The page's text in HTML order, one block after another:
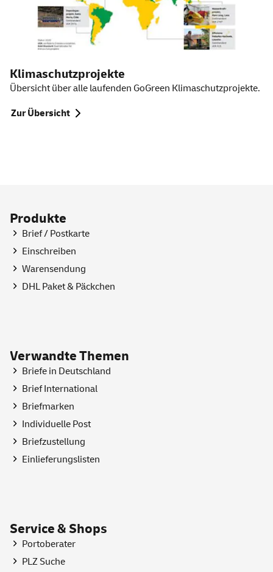
Klimaschutzprojekte
Übersicht über alle laufenden GoGreen Klimaschutzprojekte.
Zur Übersicht
Produkte
Brief / Postkarte
Einschreiben
Warensendung
DHL Paket & Päckchen
Verwandte Themen
Briefe in Deutschland
Brief International
Briefmarken
Individuelle Post
Briefzustellung
Einlieferungslisten
Service & Shops
Portoberater
PLZ Suche